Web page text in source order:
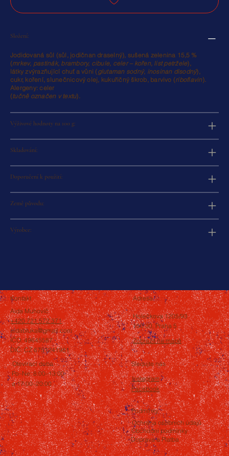
Složení:
Jodidovaná sůl (sůl, jodičnan draselný), sušená zelenina 15,5 %
(mrkev, pastinák, brambory, cibule, celer– kořen, list petržele),
látky zvýrazňující chuť a vůni (glutaman sodný, inosinan disodný),
cukr, koření, slunečnicový olej, kukuřičný škrob, barvivo (riboflavin).
Alergeny: celer
(tučně označen v textu).
Výživové hodnoty na 100 g:
Skladování:
Doporučení k použití:
Země původu:
Výrobce:
Kontakt
Aida Muhovič
+420 721 572 371
aidabluka@gmail.com
IČO: 49645587
DIČ: CZ 6751241981
Adresa
Holečkova 1205/93
150 00, Praha 5
Zobrazit na mapě
Otevírací doba
Po–Ne: 8:00–13:00
a 17:00–20:00
Sledujte nás
Instagram
Facebook
Podmínky
Ochrana osobních údajů
Obchodní podmínky
Doprava a Platba